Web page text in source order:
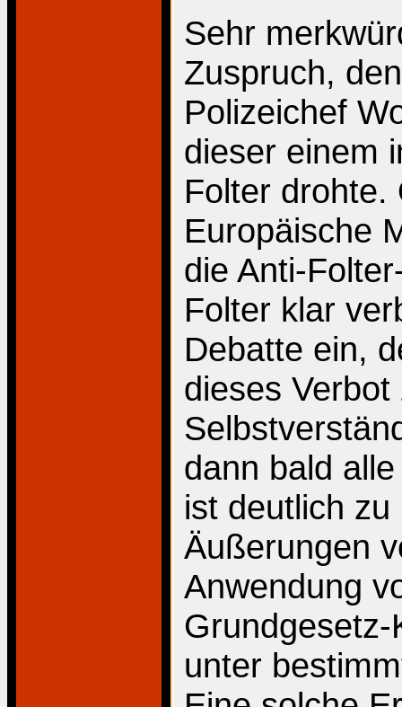
Sehr
Zuspruch,
Polizeichef
dieser einem
Folter drohte.
Europäische
die Anti-
Folter klar
Debatte ein,
dieses
dann bald
ist deutlich
Äußerungen
Anwendung
unter